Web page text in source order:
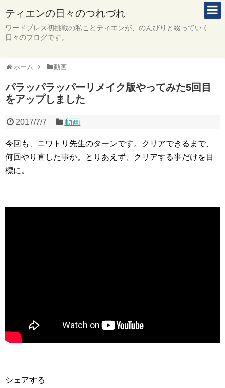
ティエンの日々のつれづれ
ワードプレス初挑戦の私ことティエンが、のんびりと綴っていく
日々のブログです。
ホーム 動画
パラッパラッパーリメイク版やってみた5回目
をアップしました
2017/7/7 動画
今回も、ニワトリ先生のターンです。クリアできるまで、
何回やり直した事か。とりあえず、クリアする事だけを目
標に。
シェアする